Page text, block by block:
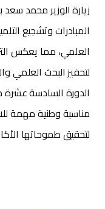
زيارة الوزير محمد
المبادرات وتشجيع
العلمي، مما يعكس
لتحفيز البحث العلمي
الدورة السادسة عشرة
مناسبة وطنية مهمة
لتحقيق طموحاتها